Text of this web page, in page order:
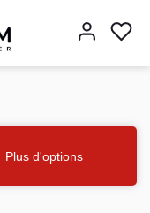
Plus d'options